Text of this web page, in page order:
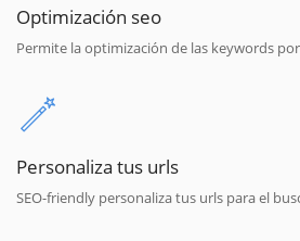
Optimización seo
Permite la optimización de las keywords
Personaliza tus urls
SEO-friendly personaliza tus urls para el